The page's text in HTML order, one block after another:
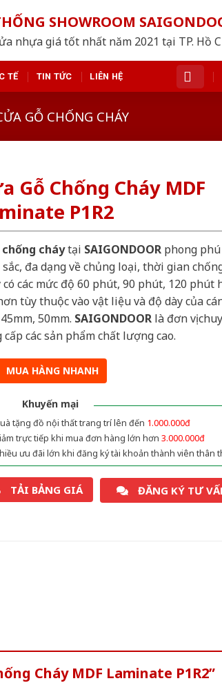
SHOWROOM
nhựa giá tốt nhất năm 2021 tại TP. Hồ
TẾ TIN TỨC LIÊN HỆ
GỖ CHỐNG CHÁY
Gỗ Chống Cháy MDF
P1R2
chống cháytại SAIGONDOORphong phú
sắc, đa dạng về chủng loại, thời gian
có các mức độ 60 phút, 90 phút, 120 phút
tùy thuộc vào vật liệu và độ dày của
50mm. SAIGONDOORlà đơn vị
cấp các sản phẩm chất lượng cao.
MUA HÀNG NHANH
Khuyến mại
tặng đồ nội thất trang trí lên đến 1.000.000đ
trực tiếp khi mua đơn hàng lớn hơn 3.000.000đ
ưu đãi lớn khi đăng ký tài khoản thành viên thân
TẢI BẢNG GIÁ ĐĂNG KÝ TƯ
Cháy MDF Laminate P1R2”